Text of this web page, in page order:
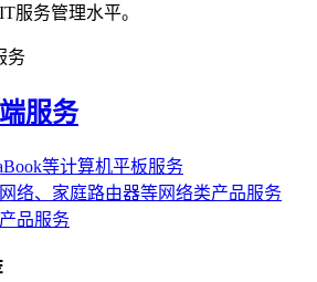
服务管理水平。
务
服务
等计算机平板服务
络、家庭路由器等网络类产品服务
品服务